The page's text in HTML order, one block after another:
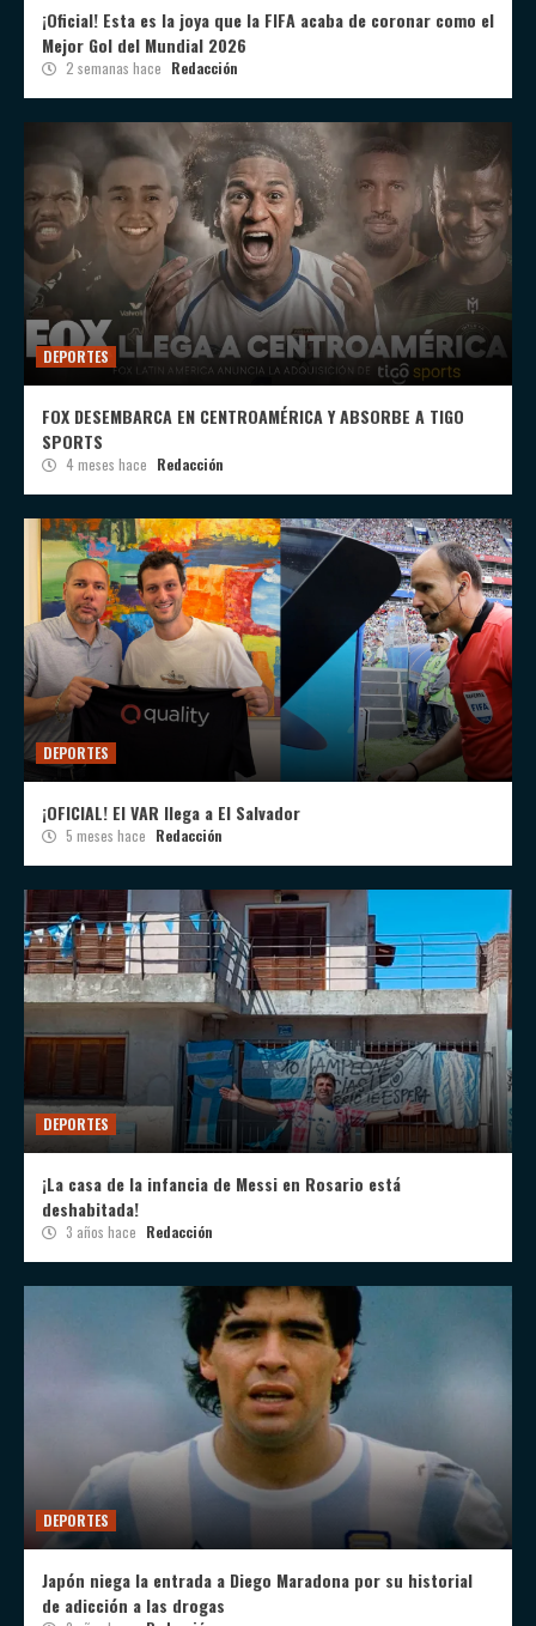
¡Oficial! Esta es la joya que la FIFA acaba de coronar como el
Mejor Gol del Mundial 2026
2 semanas hace Redacción
DEPORTES
FOX DESEMBARCA EN CENTROAMÉRICA Y ABSORBE A TIGO
SPORTS
4 meses hace Redacción
DEPORTES
¡OFICIAL! El VAR llega a El Salvador
5 meses hace Redacción
DEPORTES
¡La casa de la infancia de Messi en Rosario está
deshabitada!
3 años hace Redacción
DEPORTES
Japón niega la entrada a Diego Maradona por su historial
de adicción a las drogas